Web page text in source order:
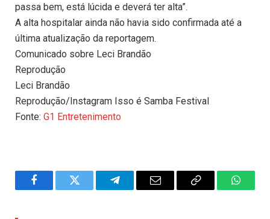
passa bem, está lúcida e deverá ter alta”.
A alta hospitalar ainda não havia sido confirmada até a
última atualização da reportagem.
Comunicado sobre Leci Brandão
Reprodução
Leci Brandão
Reprodução/Instagram Isso é Samba Festival
Fonte: G1 Entretenimento
FacebookTwitter TelegramEmail
Copy